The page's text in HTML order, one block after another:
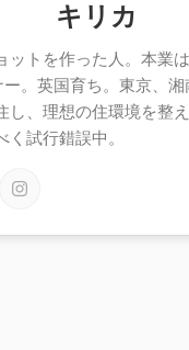
キリカ
ットを作った人。本業
。英国育ち。東京、
し、理想の住環境を整
試行錯誤中。